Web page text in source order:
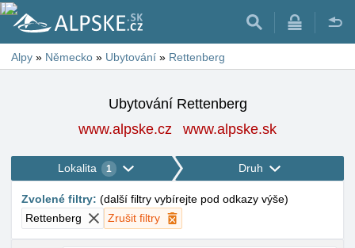
Alpy » Německo » Ubytování » Rettenberg
Ubytování Rettenberg
www.alpske.cz
www.alpske.sk
Lokalita 1 Druh
Zvolené filtry: (další filtry vybírejte pod odkazy výše)
Rettenberg
Zrušit filtry